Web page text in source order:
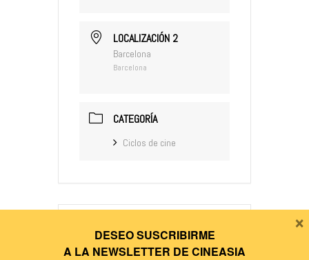
LOCALIZACIÓN 2
Barcelona
Barcelona
CATEGORÍA
Ciclos de cine
DESEO SUSCRIBIRME
A LA NEWSLETTER DE CINEASIA
×